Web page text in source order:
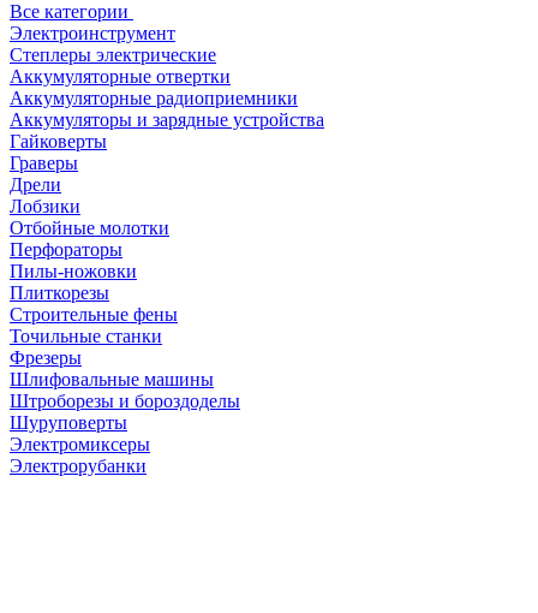
Все категории
Электроинструмент
Степлеры электрические
Аккумуляторные отвертки
Аккумуляторные радиоприемники
Аккумуляторы и зарядные устройства
Гайковерты
Граверы
Дрели
Лобзики
Отбойные молотки
Перфораторы
Пилы-ножовки
Плиткорезы
Строительные фены
Точильные станки
Фрезеры
Шлифовальные машины
Штроборезы и бороздоделы
Шуруповерты
Электромиксеры
Электрорубанки